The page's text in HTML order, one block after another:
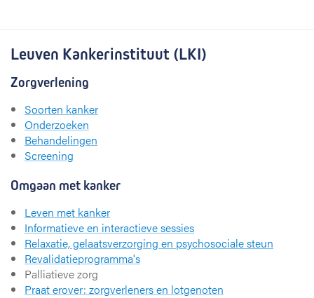
Leuven Kankerinstituut (LKI)
Zorgverlening
Soorten kanker
Onderzoeken
Behandelingen
Screening
Omgaan met kanker
Leven met kanker
Informatieve en interactieve sessies
Relaxatie, gelaatsverzorging en psychosociale steun
Revalidatieprogramma's
Palliatieve zorg
Praat erover: zorgverleners en lotgenoten